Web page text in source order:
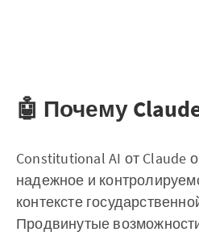
🤖 Почему
Constitutional AI от Claude
надежное и
контексте
Продвинутые